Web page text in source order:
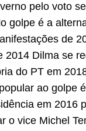
pelo voto
golpe é a
de
2014 Dilma se
do PT em
ao golpe
em 2016
o vice Michel